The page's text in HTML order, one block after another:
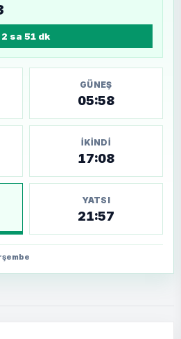
2 sa 51 dk
GÜNEŞ
05:58
İKINDI
17:08
YATSI
21:57